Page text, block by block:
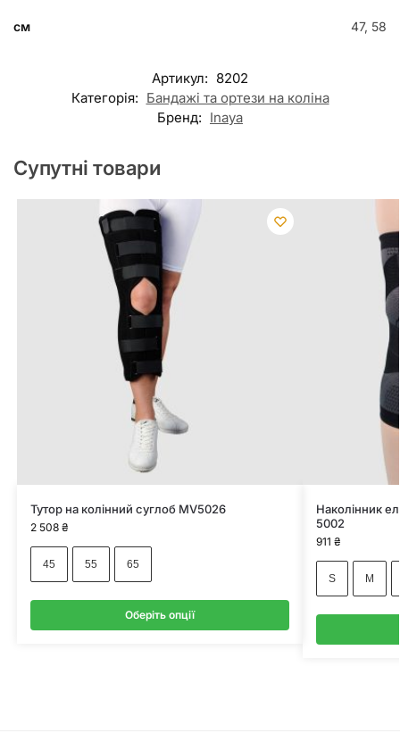
см 47, 58
Артикул: 8202
Категорія: Бандажі та ортези на коліна
Бренд: Inaya
Супутні товари
Тутор на колінний суглоб MV5026
2 508 ₴
45 55 65
Оберіть опції
Наколінник
5002
911 ₴
S M